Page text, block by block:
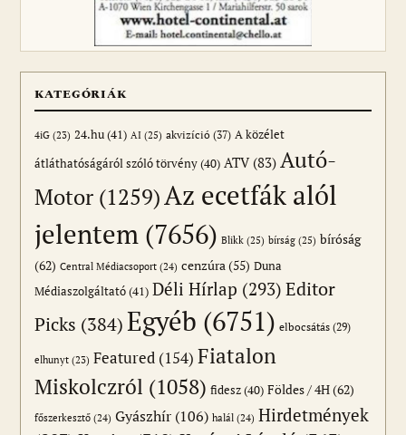
KATEGÓRIÁK
4iG (23) 24.hu(41) AI (25) akvizíció (37) A közélet
átláthatóságáról szóló törvény(40) ATV(83) Autó-
Motor (1259)Az ecetfák alól
jelentem (7656) Blikk (25) bírság (25) bíróság
(62) Central Médiacsoport (24) cenzúra(55) Duna
Médiaszolgáltató(41) Déli Hírlap (293) Editor
Picks (384)Egyéb (6751) elbocsátás (29)
elhunyt (23) Featured (154) Fiatalon
Miskolczról (1058) fidesz(40) Földes / 4H(62)
főszerkesztő (24) Gyászhír (106) halál (24) Hirdetmények